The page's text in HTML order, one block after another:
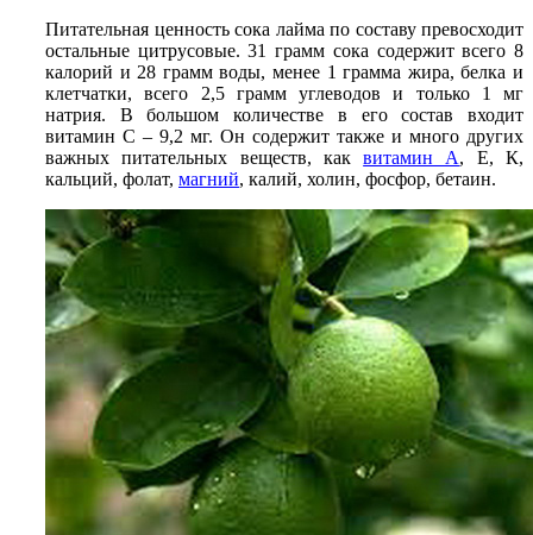
Питательная ценность сока лайма по составу превосходит
остальные цитрусовые. 31 грамм сока содержит всего 8
калорий и 28 грамм воды, менее 1 грамма жира, белка и
клетчатки, всего 2,5 грамм углеводов и только 1 мг
натрия. В большом количестве в его состав входит
витамин С – 9,2 мг. Он содержит также и много других
важных питательных веществ, каквитамин А, Е, К,
кальций, фолат, магний, калий, холин, фосфор, бетаин.